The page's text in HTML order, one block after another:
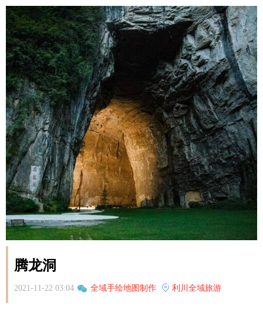
腾龙洞
2021-11-22 03:04 全域手绘地图制作 利川全域旅游